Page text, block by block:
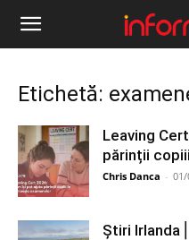
Informația
Etichetă:
Leaving
părinții
Chris Danca - 01/
Știri Irlanda